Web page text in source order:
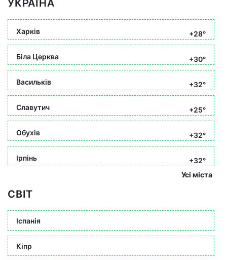
УКРАЇНА
Харків +28°
Біла Церква +30°
Васильків +32°
Славутич +25°
Обухів +32°
Ірпінь
+32°
Усі міста
СВІТ
Іспанія
Кіпр